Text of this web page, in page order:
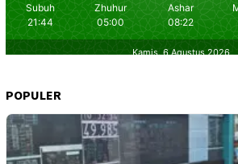
POPULER